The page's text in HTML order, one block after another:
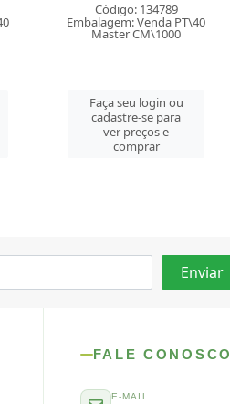
Código: 134793
Embalagem: Venda PT\40
Master CM\1000
Faça seu login ou
cadastre-se para
ver preços e
comprar
FALE CONOSCO
E-MAIL